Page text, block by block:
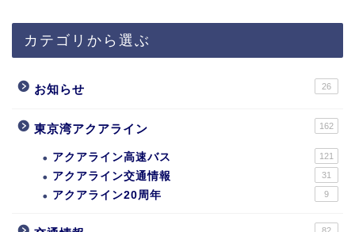
カテゴリから選ぶ
お知らせ 26
東京湾アクアライン 162
アクアライン高速バス 121
アクアライン交通情報 31
アクアライン20周年 9